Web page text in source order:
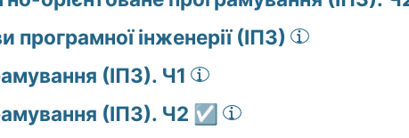
програмної інженерії (ІПЗ)
(ІПЗ). Ч1
(ІПЗ). Ч2 ☑️